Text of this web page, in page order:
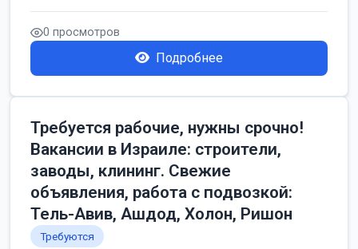
0 просмотров
Подробнее
Требуется рабочие, нужны срочно!
Вакансии в Израиле: строители,
заводы, клининг. Свежие
объявления, работа с подвозкой:
Тель-Авив, Ашдод, Холон, Ришон
Требуются